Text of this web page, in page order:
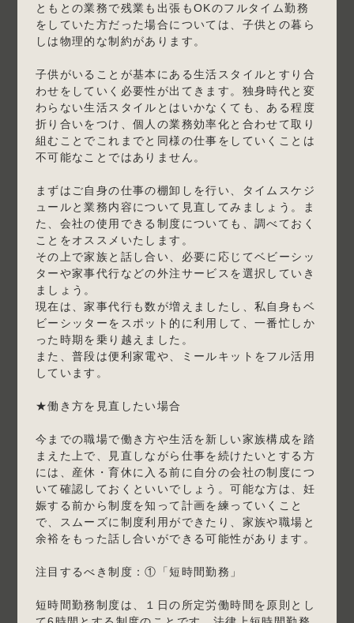
ともとの業務で残業も出張もOKのフルタイム勤務
をしていた方だった場合については、子供との暮ら
しは物理的な制約があります。
子供がいることが基本にある生活スタイルとすり合
わせをしていく必要性が出てきます。独身時代と変
わらない生活スタイルとはいかなくても、ある程度
折り合いをつけ、個人の業務効率化と合わせて取り
組むことでこれまでと同様の仕事をしていくことは
不可能なことではありません。
まずはご自身の仕事の棚卸しを行い、タイムスケジ
ュールと業務内容について見直してみましょう。ま
た、会社の使用できる制度についても、調べておく
ことをオススメいたします。
その上で家族と話し合い、必要に応じてベビーシッ
ターや家事代行などの外注サービスを選択していき
ましょう。
現在は、家事代行も数が増えましたし、私自身もベ
ビーシッターをスポット的に利用して、一番忙しか
った時期を乗り越えました。
また、普段は便利家電や、ミールキットをフル活用
しています。
★働き方を見直したい場合
今までの職場で働き方や生活を新しい家族構成を踏
まえた上で、見直しながら仕事を続けたいとする方
には、産休・育休に入る前に自分の会社の制度につ
いて確認しておくといいでしょう。可能な方は、妊
娠する前から制度を知って計画を練っていくこと
で、スムーズに制度利用ができたり、家族や職場と
余裕をもった話し合いができる可能性があります。
注目するべき制度：①「短時間勤務」
短時間勤務制度は、１日の所定労働時間を原則とし